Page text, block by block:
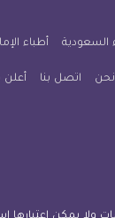
السعودية أطباء
اتصل بنا أعلن